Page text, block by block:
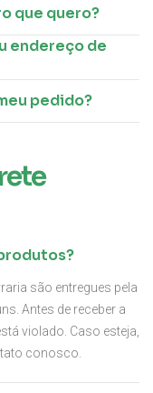
que quero?
endereço de
pedido?
são entregues pela
Antes de receber a
violado. Caso esteja,
conosco.